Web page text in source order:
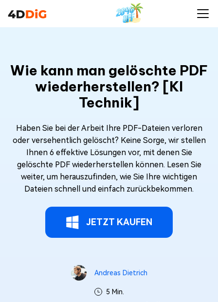
Wie kann man gelöschte PDF
wiederherstellen? [KI
Technik]
Haben Sie bei der Arbeit Ihre PDF-Dateien verloren
oder versehentlich gelöscht? Keine Sorge, wir stellen
Ihnen 6 effektive Lösungen vor, mit denen Sie
gelöschte PDF wiederherstellen können. Lesen Sie
weiter, um herauszufinden, wie Sie Ihre wichtigen
Dateien schnell und einfach zurückbekommen.
JETZT KAUFEN
Andreas Dietrich
5 Min.